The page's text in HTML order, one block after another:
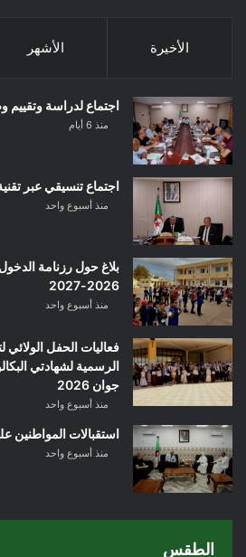
الأخيرة الأشهر
اجتماع لدراسة وتقييم
منذ 6 أيام
اجتماع تنسيقي عبر
منذ أسبوع واحد
بلاغ حول رزنامة
2026-2027
منذ أسبوع واحد
فعاليات الحفل الولائي
الرسمية لشهادتي
جوان 2026
منذ أسبوع واحد
استقبالات المواطنين
منذ أسبوع واحد
الطقس